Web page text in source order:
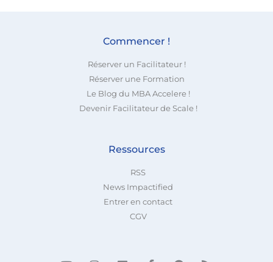
Commencer !
Réserver un Facilitateur !
Réserver une Formation
Le Blog du MBA Accelere !
Devenir Facilitateur de Scale !
Ressources
RSS
News Impactified
Entrer en contact
CGV